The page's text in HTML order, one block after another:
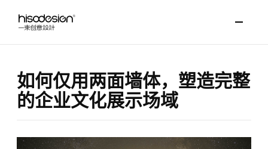
如何仅用两面墙体，塑造完整
的企业文化展示场域